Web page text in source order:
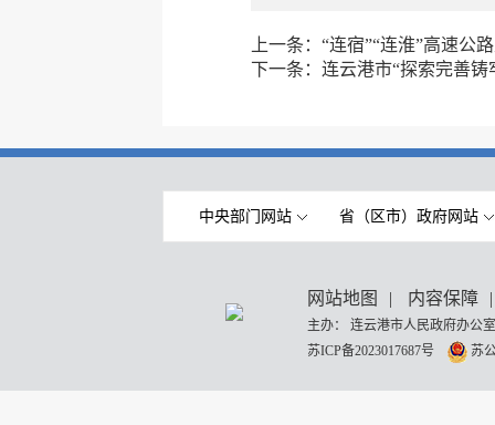
上一条： “连宿”“连淮”高速公
下一条： 连云港市“探索完善
中央部门网站 省（区市）政府网站
网站地图 | 内容保障 |
主办： 连云港市人民政府办
苏ICP备2023017687号
苏